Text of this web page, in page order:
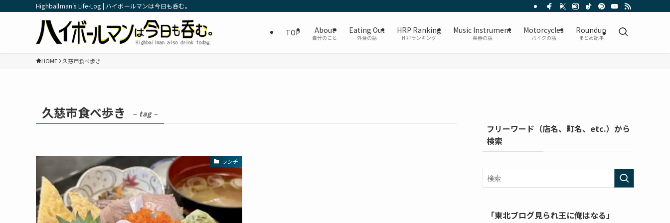
Highballman's Life-Log | ハイボールマンは今日も呑む。
TOP About
自分のこと
Eating Out
外食の話
HRP Ranking
HRPランキング
Music Instrument
楽器の話
Motorcycles
バイクの話
Roundup
まとめ記事
HOME 久慈市食べ歩き
久慈市食べ歩き – tag –
ランチ
フリーワード（店名、町名、etc.）から
検索
「東北ブログ見られ王に俺はなる」